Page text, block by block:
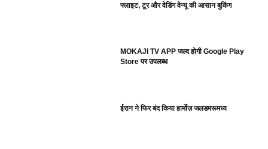
फ्लाइट, टूर और वेडिंग वेन्यू की आसान बुकिंग
MOKAJI TV APP जल्द होगी Google Play
Store पर उपलब्ध
ईरान ने फिर बंद किया हार्मोज़ जलडमरूमध्य